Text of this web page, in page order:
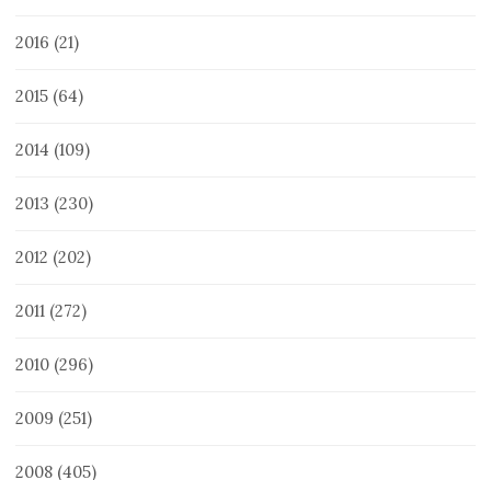
2016 (21)
2015 (64)
2014 (109)
2013 (230)
2012 (202)
2011 (272)
2010 (296)
2009 (251)
2008 (405)